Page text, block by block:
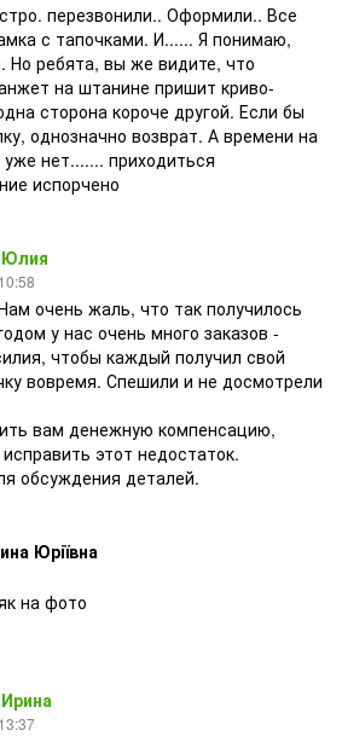
перезвонили.. Оформили.. Все
с тапочками. И...... Я понимаю,
Но ребята, вы же видите, что
на штанине пришит криво-
сторона короче другой. Если бы
однозначно возврат. А времени на
нет....... приходиться
испорчено
очень жаль, что так получилось
у нас очень много заказов -
чтобы каждый получил свой
вовремя. Спешили и не досмотрели
вам денежную компенсацию,
этот недостаток.
обсуждения деталей.
Юріївна
на фото